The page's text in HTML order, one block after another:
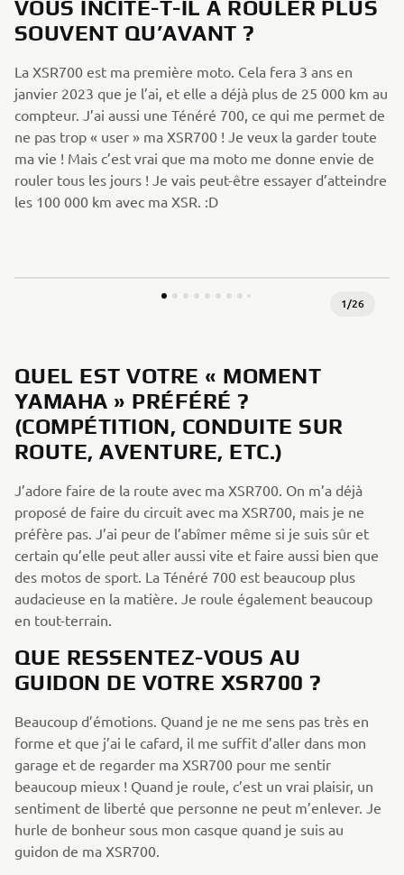
VOUS INCITE-T-IL À ROULER PLUS
SOUVENT QU’AVANT ?
La XSR700 est ma première moto. Cela fera 3 ans en
janvier 2023 que je l’ai, et elle a déjà plus de 25 000 km au
compteur. J’ai aussi une Ténéré 700, ce qui me permet de
ne pas trop « user » ma XSR700 ! Je veux la garder toute
ma vie ! Mais c’est vrai que ma moto me donne envie de
rouler tous les jours ! Je vais peut-être essayer d’atteindre
les 100 000 km avec ma XSR. :D
1/26
QUEL EST VOTRE « MOMENT
YAMAHA » PRÉFÉRÉ ?
(COMPÉTITION, CONDUITE SUR
ROUTE, AVENTURE, ETC.)
J’adore faire de la route avec ma XSR700. On m’a déjà
proposé de faire du circuit avec ma XSR700, mais je ne
préfère pas. J’ai peur de l’abîmer même si je suis sûr et
certain qu’elle peut aller aussi vite et faire aussi bien que
des motos de sport. La Ténéré 700 est beaucoup plus
audacieuse en la matière. Je roule également beaucoup
en tout-terrain.
QUE RESSENTEZ-VOUS AU
GUIDON DE VOTRE XSR700 ?
Beaucoup d’émotions. Quand je ne me sens pas très en
forme et que j’ai le cafard, il me suffit d’aller dans mon
garage et de regarder ma XSR700 pour me sentir
beaucoup mieux ! Quand je roule, c’est un vrai plaisir, un
sentiment de liberté que personne ne peut m’enlever. Je
hurle de bonheur sous mon casque quand je suis au
guidon de ma XSR700.